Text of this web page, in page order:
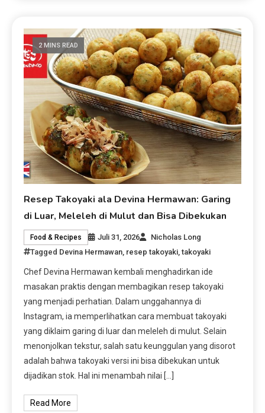
2 MINS READ
Resep Takoyaki ala Devina Hermawan: Garing
di Luar, Meleleh di Mulut dan Bisa Dibekukan
Food & Recipes Juli 31, 2026
Nicholas Long
Tagged Devina Hermawan, resep takoyaki,takoyaki
Chef Devina Hermawan kembali menghadirkan ide
masakan praktis dengan membagikan resep takoyaki
yang menjadi perhatian. Dalam unggahannya di
Instagram, ia memperlihatkan cara membuat takoyaki
yang diklaim garing di luar dan meleleh di mulut. Selain
menonjolkan tekstur, salah satu keunggulan yang disorot
adalah bahwa takoyaki versi ini bisa dibekukan untuk
dijadikan stok. Hal ini menambah nilai […]
Read More